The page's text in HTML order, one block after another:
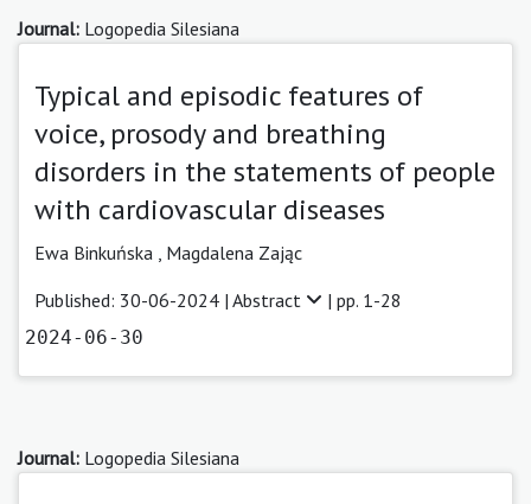
Journal: Logopedia Silesiana
Typical and episodic features of
voice, prosody and breathing
disorders in the statements of people
with cardiovascular diseases
Ewa Binkuńska
Magdalena Zając
Published: 30-06-2024 | Abstract | pp. 1-28
2024-06-30
Journal: Logopedia Silesiana